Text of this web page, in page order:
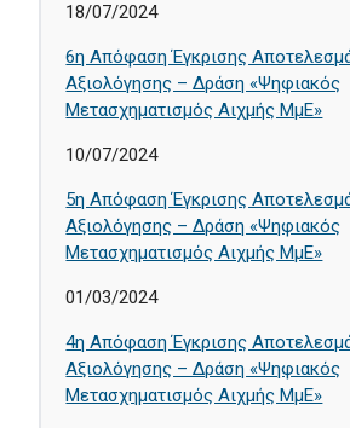
18/07/2024
6η Απόφαση Έγκρισης
Αξιολόγησης – Δράση «Ψηφιακός
Μετασχηματισμός Αιχμής ΜμΕ»
10/07/2024
5η Απόφαση Έγκρισης
Αξιολόγησης – Δράση «Ψηφιακός
Μετασχηματισμός Αιχμής ΜμΕ»
01/03/2024
4η Απόφαση Έγκρισης
Αξιολόγησης – Δράση «Ψηφιακός
Μετασχηματισμός Αιχμής ΜμΕ»